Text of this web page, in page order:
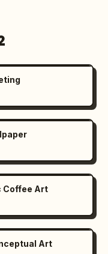
Coffee Art
Art